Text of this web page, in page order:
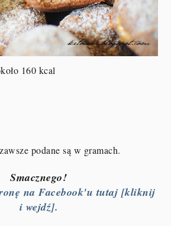
160 kcal
podane są w gramach.
Smacznego!
na Facebook'u tutaj [kliknij
i wejdź].